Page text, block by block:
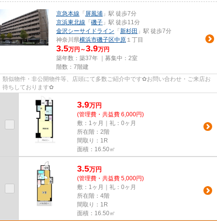
京急本線 「 屏風浦 」駅 徒歩7分
京浜東北線 「 磯子 」駅 徒歩11分
金沢シーサイドライン 「 新杉田 」駅 徒歩7分
神奈川県横浜市磯子区中原 １丁目
3.5万円～3.9万円
築年数：築37年 ｜募集中： 2室
階数：7階建
類似物件・非公開物件等、店頭にて多数ご紹介中です✿お問い合わせ・ご来店お
待ちしております✿
3.9万円
(管理費・共益費 6,000円)
敷：1ヶ月｜礼：0ヶ月
所在階：2階
間取り：1R
面積：16.50㎡
3.5万円
(管理費・共益費 5,000円)
敷：1ヶ月｜礼：0ヶ月
所在階：4階
間取り：1R
面積：16.50㎡